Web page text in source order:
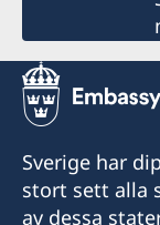
Sverige har
stort sett alla
av dessa